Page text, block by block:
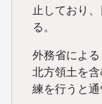
止しており
る。
外務省によ
北方領土を含
練を行うと通